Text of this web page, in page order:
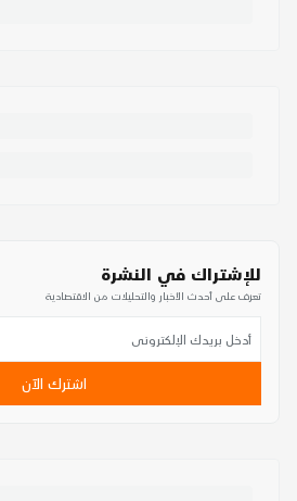
للإشتراك في النشرة
تعرف على أحدث الأخبار والتحليلات من الاقتصادية
اشترك الآن